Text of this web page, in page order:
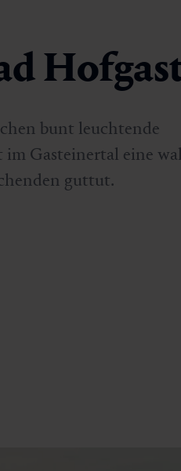
bunt leuchtende
im Gasteinertal eine
guttut.